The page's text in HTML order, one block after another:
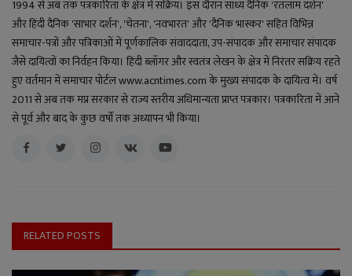
1994 से अब तक पत्रकारिता के क्षेत्र में सक्रिय। इस दौरान सांध्य दैनिक 'रतलाम दर्शन'
और हिंदी दैनिक 'साभार दर्शन', 'चेतना', 'नवभारत' और 'दैनिक भास्कर' सहित विभिन्न
समाचार-पत्रों और पत्रिकाओं में पूर्णकालिक संवाददाता, उप-संपादक और समाचार संपादक
जैसे दायित्वों का निर्वहन किया। हिंदी ब्लॉगर और स्वतंत्र लेखन के क्षेत्र में निरंतर सक्रिय रहते
हुए वर्तमान में समाचार पोर्टल www.acntimes.com के मुख्य संपादक के दायित्व में। वर्ष
2011 से अब तक मप्र सरकार से राज्य स्तरीय अधिमान्यता प्राप्त पत्रकार। पत्रकारिता में आने
से पूर्व और बाद के कुछ वर्षों तक अध्यापन भी किया।
RELATED POSTS